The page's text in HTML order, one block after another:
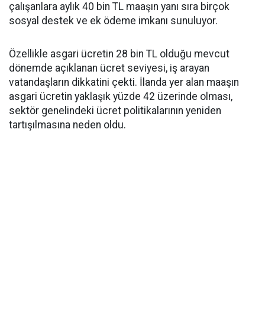
çalışanlara aylık 40 bin TL maaşın yanı sıra birçok
sosyal destek ve ek ödeme imkanı sunuluyor.
Özellikle asgari ücretin 28 bin TL olduğu mevcut
dönemde açıklanan ücret seviyesi, iş arayan
vatandaşların dikkatini çekti. İlanda yer alan maaşın
asgari ücretin yaklaşık yüzde 42 üzerinde olması,
sektör genelindeki ücret politikalarının yeniden
tartışılmasına neden oldu.